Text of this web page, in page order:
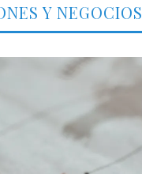
Y NEGOCIOS